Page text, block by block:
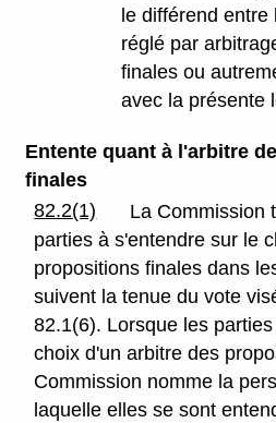
le différend
réglé par
finales ou
avec la présente
Entente quant à l'arbitre
finales
82.2(1)
La Commission
parties à s'entendre sur le
propositions finales dans
suivent la tenue du vote
82.1(6). Lorsque les
choix d'un arbitre des
Commission nomme la
laquelle elles se sont